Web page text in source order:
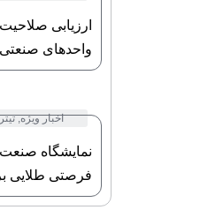
ارزیابی
واحدهای صنعتی
اخبار ویژه,
نمایشگاه
فرصتی طلایی
استان و کشور